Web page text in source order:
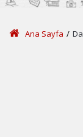
Ana Sayfa /